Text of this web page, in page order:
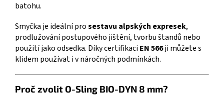
batohu.
Smyčka je ideální prosestavu alpských expresek,
prodlužování postupového jištění, tvorbu štandů nebo
použití jako odsedka. Díky certifikaciEN 566ji můžete s
klidem používat i v náročných podmínkách.
Proč zvolit O-Sling BIO-DYN 8 mm?